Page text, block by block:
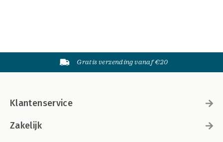
Gratis verzending vanaf €20
Klantenservice
Zakelijk